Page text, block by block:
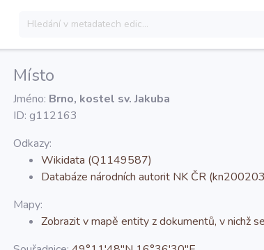
Místo
Jméno: Brno, kostel sv. Jakuba
ID: g112163
Odkazy:
Wikidata (Q1149587)
Databáze národních autorit NK ČR
Mapy:
Zobrazit v mapě entity z dokumentů, v nichž